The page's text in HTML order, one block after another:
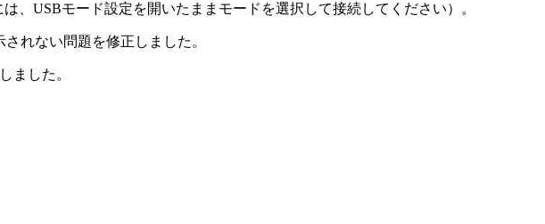
、USBモード設定を開いたままモードを選択して接続してください）。
れない問題を修正しました。
ました。